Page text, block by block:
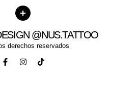
@NUS.TATTOO
derechos reservados